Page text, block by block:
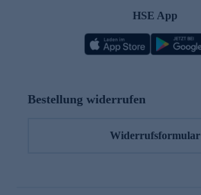
HSE App
Bestellung widerrufen
Widerrufsformular